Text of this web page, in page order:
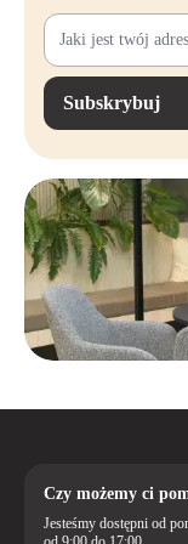
dla Ciebie.
Masz pytania lub
swojego miejsca
pomożemy Ci
Subskrybuj
Czy możemy ci
Jesteśmy dostępni od